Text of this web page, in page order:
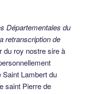
Guillaume Martin
Micheau Martin et
et Guillaume
pour le tout sans
doibvent et sont
de ratifficaiton